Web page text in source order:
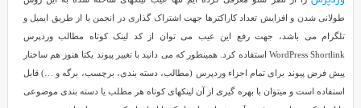
طولانی شدن و افزایش تعداد کاراکترها جهت اشتراک گذاری در انجمن یا از طریق ایمیل و
تلگرام می باشد، جهت رفع این عیب می توان از کد لینک کوتاه مطالب وردپرس
WordPress Shortlink استفاده کرد. همینطور که می دانید با تغییر پیوند یکتا هنوز هم ساختار
پیش فرض پیوند برای تمام اجزاء وردپرس (مطالب، دسته بندی، برچسب، برگه و …) قابل
استفاده است و میتوان با بهره گیری از آن لینکهای کوتاه هر مطلب یا دسته بندی موضوعی